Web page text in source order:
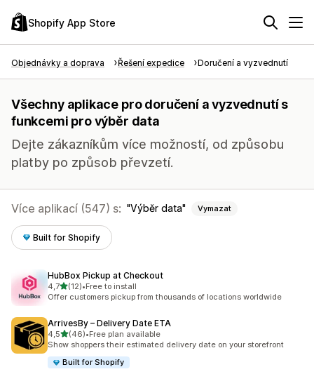
Shopify App Store
Objednávky a doprava Řešení expedice Doručení a vyzvednutí
Všechny aplikace pro doručení a vyzvednutí s
funkcemi pro výběr data
Dejte zákazníkům více možností, od způsobu
platby po způsob převzetí.
Více aplikací (547) s: Výběr data Vymazat
Built for Shopify
HubBox Pickup at Checkout
4,7z 5 hvězd
(12)
Celkový počet recenzí: 12
•Free to install
Offer customers pickup from thousands of locations worldwide
ArrivesBy – Delivery Date ETA
4,5z 5 hvězd
(46)
Celkový počet recenzí: 46
•Free plan available
Show shoppers their estimated delivery date on your storefront
Built for Shopify